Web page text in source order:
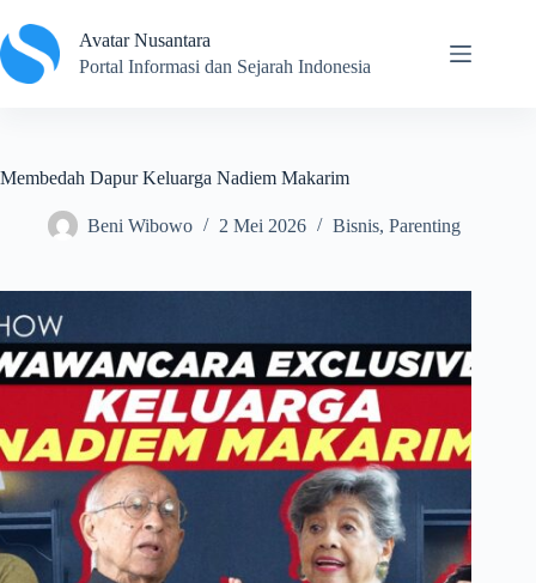
to
content
Avatar Nusantara
Portal Informasi dan Sejarah Indonesia
Membedah Dapur Keluarga Nadiem Makarim
Beni Wibowo 2 Mei 2026 Bisnis, Parenting